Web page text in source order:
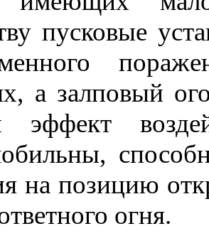
пусковые
а залповый
эффект
на позицию
огня.